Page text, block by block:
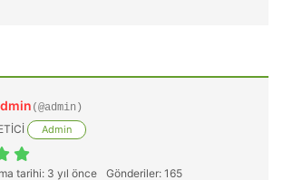
(@admin)
Admin
tarihi: 3 yıl önce Gönderiler: 165